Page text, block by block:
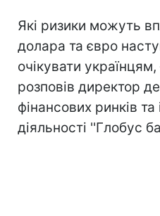
Які ризики можуть
долара та євро
очікувати
розповів директор
фінансових ринків та
діяльності ''Глобус